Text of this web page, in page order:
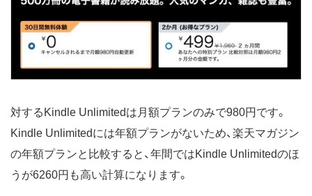
対するKindle Unlimitedは月額プランのみで980円です。
Kindle Unlimitedには年額プランがないため、楽天マガジン
の年額プランと比較すると、年間ではKindle Unlimitedのほ
うが6260円も高い計算になります。